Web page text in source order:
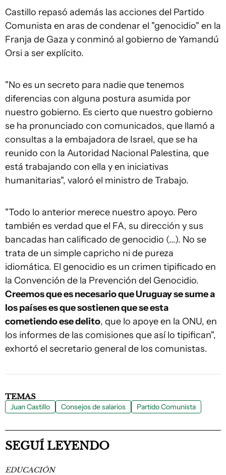
Castillo repasó además las acciones del Partido
Comunista en aras de condenar el "genocidio" en la
Franja de Gaza y conminó al gobierno de Yamandú
Orsi a ser explícito.
"No es un secreto para nadie que tenemos
diferencias con alguna postura asumida por
nuestro gobierno. Es cierto que nuestro gobierno
se ha pronunciado con comunicados, que llamó a
consultas a la embajadora de Israel, que se ha
reunido con la Autoridad Nacional Palestina, que
está trabajando con ella y en iniciativas
humanitarias", valoró el ministro de Trabajo.
"Todo lo anterior merece nuestro apoyo. Pero
también es verdad que el FA, su dirección y sus
bancadas han calificado de genocidio (...). No se
trata de un simple capricho ni de pureza
idiomática. El genocidio es un crimen tipificado en
la Convención de la Prevención del Genocidio.
Creemos que es necesario que Uruguay se sume a
los países es que sostienen que se esta
cometiendo ese delito, que lo apoye en la ONU, en
los informes de las comisiones que así lo tipifican",
exhortó el secretario general de los comunistas.
TEMAS
Juan Castillo Consejos de salarios Partido Comunista
SEGUÍ LEYENDO
EDUCACIÓN